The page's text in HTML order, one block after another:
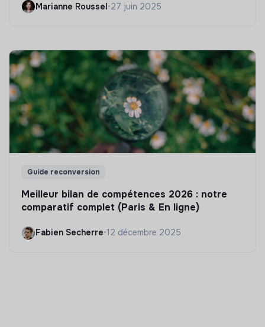
Marianne Roussel•27 juin 2025
Guide reconversion
Meilleur bilan de compétences 2026 : notre
comparatif complet (Paris & En ligne)
Fabien Secherre•12 décembre 2025